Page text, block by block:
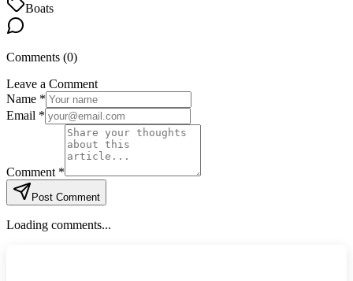
Boats
Comments (0)
Leave a Comment
Name *
Email *
Comment *
Post Comment
Loading comments...